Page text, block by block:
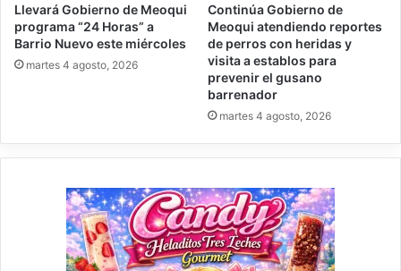
Llevará Gobierno de Meoqui
programa “24 Horas” a
Barrio Nuevo este miércoles
martes 4 agosto, 2026
Continúa Gobierno de
Meoqui atendiendo reportes
de perros con heridas y
visita a establos para
prevenir el gusano
barrenador
martes 4 agosto, 2026